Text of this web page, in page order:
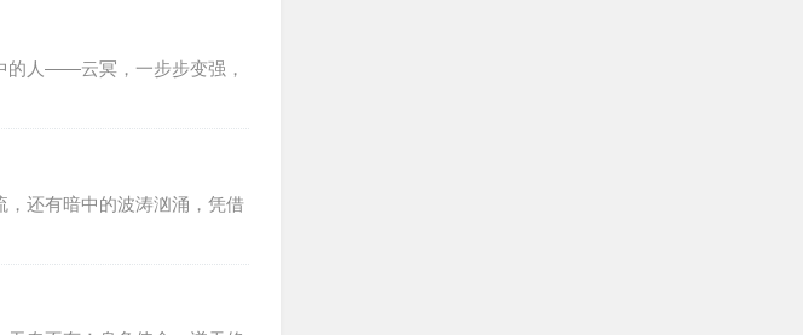
的人——云冥，一步步变强，
还有暗中的波涛汹涌，凭借